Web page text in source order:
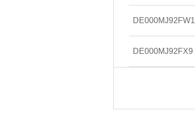
DE000MJ92FW1
DE000MJ92FX9